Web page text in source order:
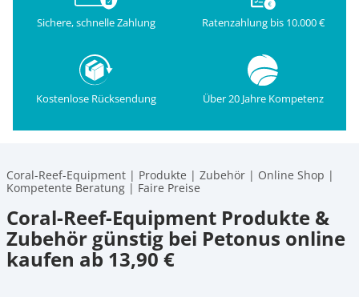
Sichere, schnelle Zahlung Ratenzahlung bis 10.000 €
Kostenlose Rücksendung Über 20 Jahre Kompetenz
Coral-Reef-Equipment | Produkte | Zubehör | Online Shop |
Kompetente Beratung | Faire Preise
Coral-Reef-Equipment Produkte &
Zubehör günstig bei Petonus online
kaufen ab 13,90 €